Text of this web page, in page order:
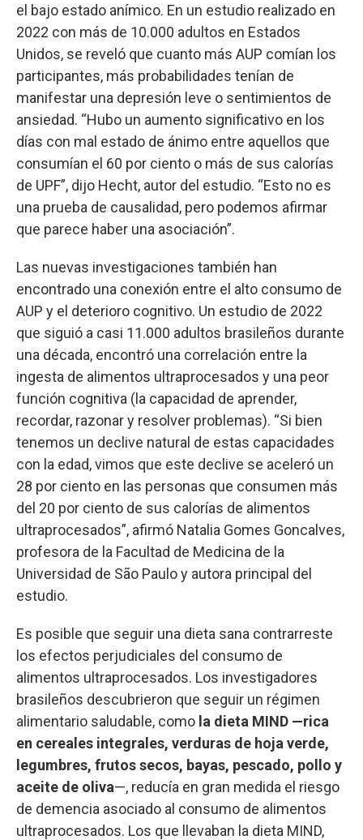
el bajo estado anímico. En un estudio realizado en
2022 con más de 10.000 adultos en Estados
Unidos, se reveló que cuanto más AUP comían los
participantes, más probabilidades tenían de
manifestar una depresión leve o sentimientos de
ansiedad. “Hubo un aumento significativo en los
días con mal estado de ánimo entre aquellos que
consumían el 60 por ciento o más de sus calorías
de UPF”, dijo Hecht, autor del estudio. “Esto no es
una prueba de causalidad, pero podemos afirmar
que parece haber una asociación”.
Las nuevas investigaciones también han
encontrado una conexión entre el alto consumo de
AUP y el deterioro cognitivo. Un estudio de 2022
que siguió a casi 11.000 adultos brasileños durante
una década, encontró una correlación entre la
ingesta de alimentos ultraprocesados y una peor
función cognitiva (la capacidad de aprender,
recordar, razonar y resolver problemas). “Si bien
tenemos un declive natural de estas capacidades
con la edad, vimos que este declive se aceleró un
28 por ciento en las personas que consumen más
del 20 por ciento de sus calorías de alimentos
ultraprocesados”, afirmó Natalia Gomes Goncalves,
profesora de la Facultad de Medicina de la
Universidad de São Paulo y autora principal del
estudio.
Es posible que seguir una dieta sana contrarreste
los efectos perjudiciales del consumo de
alimentos ultraprocesados. Los investigadores
brasileños descubrieron que seguir un régimen
alimentario saludable, como la dieta MIND —rica
en cereales integrales, verduras de hoja verde,
legumbres, frutos secos, bayas, pescado, pollo y
aceite de oliva—, reducía en gran medida el riesgo
de demencia asociado al consumo de alimentos
ultraprocesados. Los que llevaban la dieta MIND,